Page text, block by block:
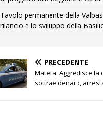
Tavolo permanente della
rilancio e lo sviluppo della
PRECEDENTE
Matera: Aggredisce la
sottrae denaro,